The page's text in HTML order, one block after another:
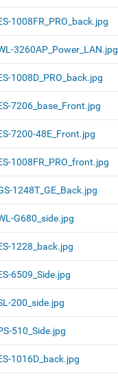
1008FR_PRO_back.jpg
3260AP_Power_LAN.jpg
1008D_PRO_back.jpg
7206_base_Front.jpg
7200-48E_Front.jpg
1008FR_PRO_front.jpg
1248T_GE_Back.jpg
G680_side.jpg
1228_back.jpg
6509_Side.jpg
200_side.jpg
510_Side.jpg
1016D_back.jpg